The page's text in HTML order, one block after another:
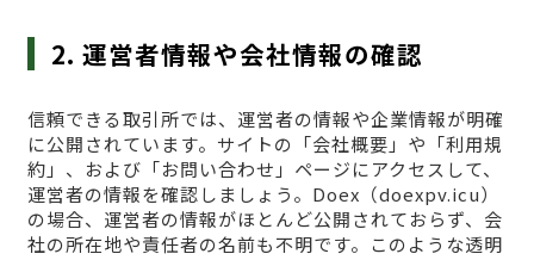
2. 運営者情報や会社情報の確認
信頼できる取引所では、運営者の情報や企業情報が明確
に公開されています。サイトの「会社概要」や「利用規
約」、および「お問い合わせ」ページにアクセスして、
運営者の情報を確認しましょう。Doex（doexpv.icu）
の場合、運営者の情報がほとんど公開されておらず、会
社の所在地や責任者の名前も不明です。このような透明